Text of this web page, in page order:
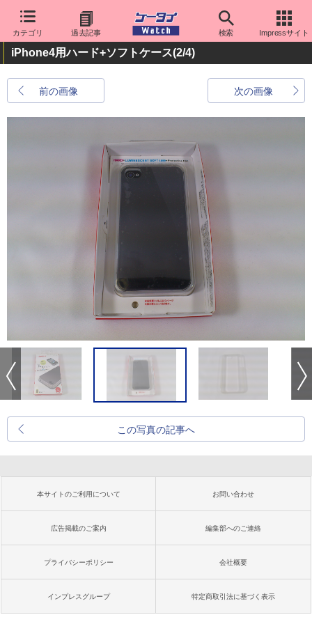
カテゴリ 過去記事 検索 Impressサイト
iPhone4用ハード+ソフトケース(2/4)
前の画像 次の画像
この写真の記事へ
本サイトのご利用について お問い合わせ
広告掲載のご案内 編集部へのご連絡
プライバシーポリシー 会社概要
インプレスグループ 特定商取引法に基づく表示